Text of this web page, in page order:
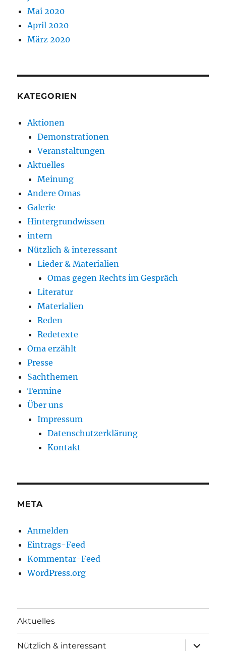
Mai 2020
April 2020
März 2020
KATEGORIEN
Aktionen
Demonstrationen
Veranstaltungen
Aktuelles
Meinung
Andere Omas
Galerie
Hintergrundwissen
intern
Nützlich & interessant
Lieder & Materialien
Omas gegen Rechts im Gespräch
Literatur
Materialien
Reden
Redetexte
Oma erzählt
Presse
Sachthemen
Termine
Über uns
Impressum
Datenschutzerklärung
Kontakt
META
Anmelden
Eintrags-Feed
Kommentar-Feed
WordPress.org
Aktuelles
Nützlich & interessant